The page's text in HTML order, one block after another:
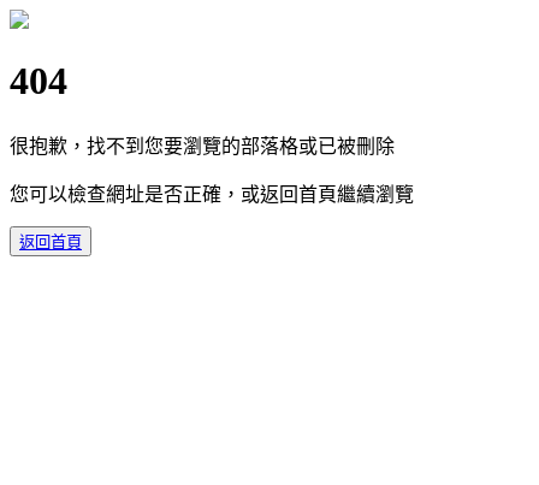
404
很抱歉，找不到您要瀏覽的部落格或已被刪除
您可以檢查網址是否正確，或返回首頁繼續瀏覽
返回首頁